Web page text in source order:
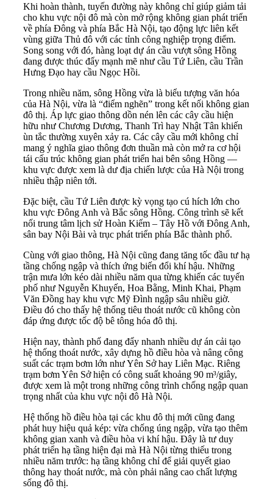
Khi hoàn thành, tuyến đường này không chỉ giúp giảm tải
cho khu vực nội đô mà còn mở rộng không gian phát triển
về phía Đông và phía Bắc Hà Nội, tạo động lực liên kết
vùng giữa Thủ đô với các tỉnh công nghiệp trọng điểm.
Song song với đó, hàng loạt dự án cầu vượt sông Hồng
đang được thúc đẩy mạnh mẽ như cầu Tứ Liên, cầu Trần
Hưng Đạo hay cầu Ngọc Hồi.
Trong nhiều năm, sông Hồng vừa là biểu tượng văn hóa
của Hà Nội, vừa là “điểm nghẽn” trong kết nối không gian
đô thị. Áp lực giao thông dồn nén lên các cây cầu hiện
hữu như Chương Dương, Thanh Trì hay Nhật Tân khiến
ùn tắc thường xuyên xảy ra. Các cây cầu mới không chỉ
mang ý nghĩa giao thông đơn thuần mà còn mở ra cơ hội
tái cấu trúc không gian phát triển hai bên sông Hồng —
khu vực được xem là dư địa chiến lược của Hà Nội trong
nhiều thập niên tới.
Đặc biệt, cầu Tứ Liên được kỳ vọng tạo cú hích lớn cho
khu vực Đông Anh và Bắc sông Hồng. Công trình sẽ kết
nối trung tâm lịch sử Hoàn Kiếm – Tây Hồ với Đông Anh,
sân bay Nội Bài và trục phát triển phía Bắc thành phố.
Cùng với giao thông, Hà Nội cũng đang tăng tốc đầu tư hạ
tầng chống ngập và thích ứng biến đổi khí hậu. Những
trận mưa lớn kéo dài nhiều năm qua từng khiến các tuyến
phố như Nguyễn Khuyến, Hoa Bằng, Minh Khai, Phạm
Văn Đồng hay khu vực Mỹ Đình ngập sâu nhiều giờ.
Điều đó cho thấy hệ thống tiêu thoát nước cũ không còn
đáp ứng được tốc độ bê tông hóa đô thị.
Hiện nay, thành phố đang đẩy nhanh nhiều dự án cải tạo
hệ thống thoát nước, xây dựng hồ điều hòa và nâng công
suất các trạm bơm lớn như Yên Sở hay Liên Mạc. Riêng
trạm bơm Yên Sở hiện có công suất khoảng 90 m³/giây,
được xem là một trong những công trình chống ngập quan
trọng nhất của khu vực nội đô Hà Nội.
Hệ thống hồ điều hòa tại các khu đô thị mới cũng đang
phát huy hiệu quả kép: vừa chống úng ngập, vừa tạo thêm
không gian xanh và điều hòa vi khí hậu. Đây là tư duy
phát triển hạ tầng hiện đại mà Hà Nội từng thiếu trong
nhiều năm trước: hạ tầng không chỉ để giải quyết giao
thông hay thoát nước, mà còn phải nâng cao chất lượng
sống đô thị.